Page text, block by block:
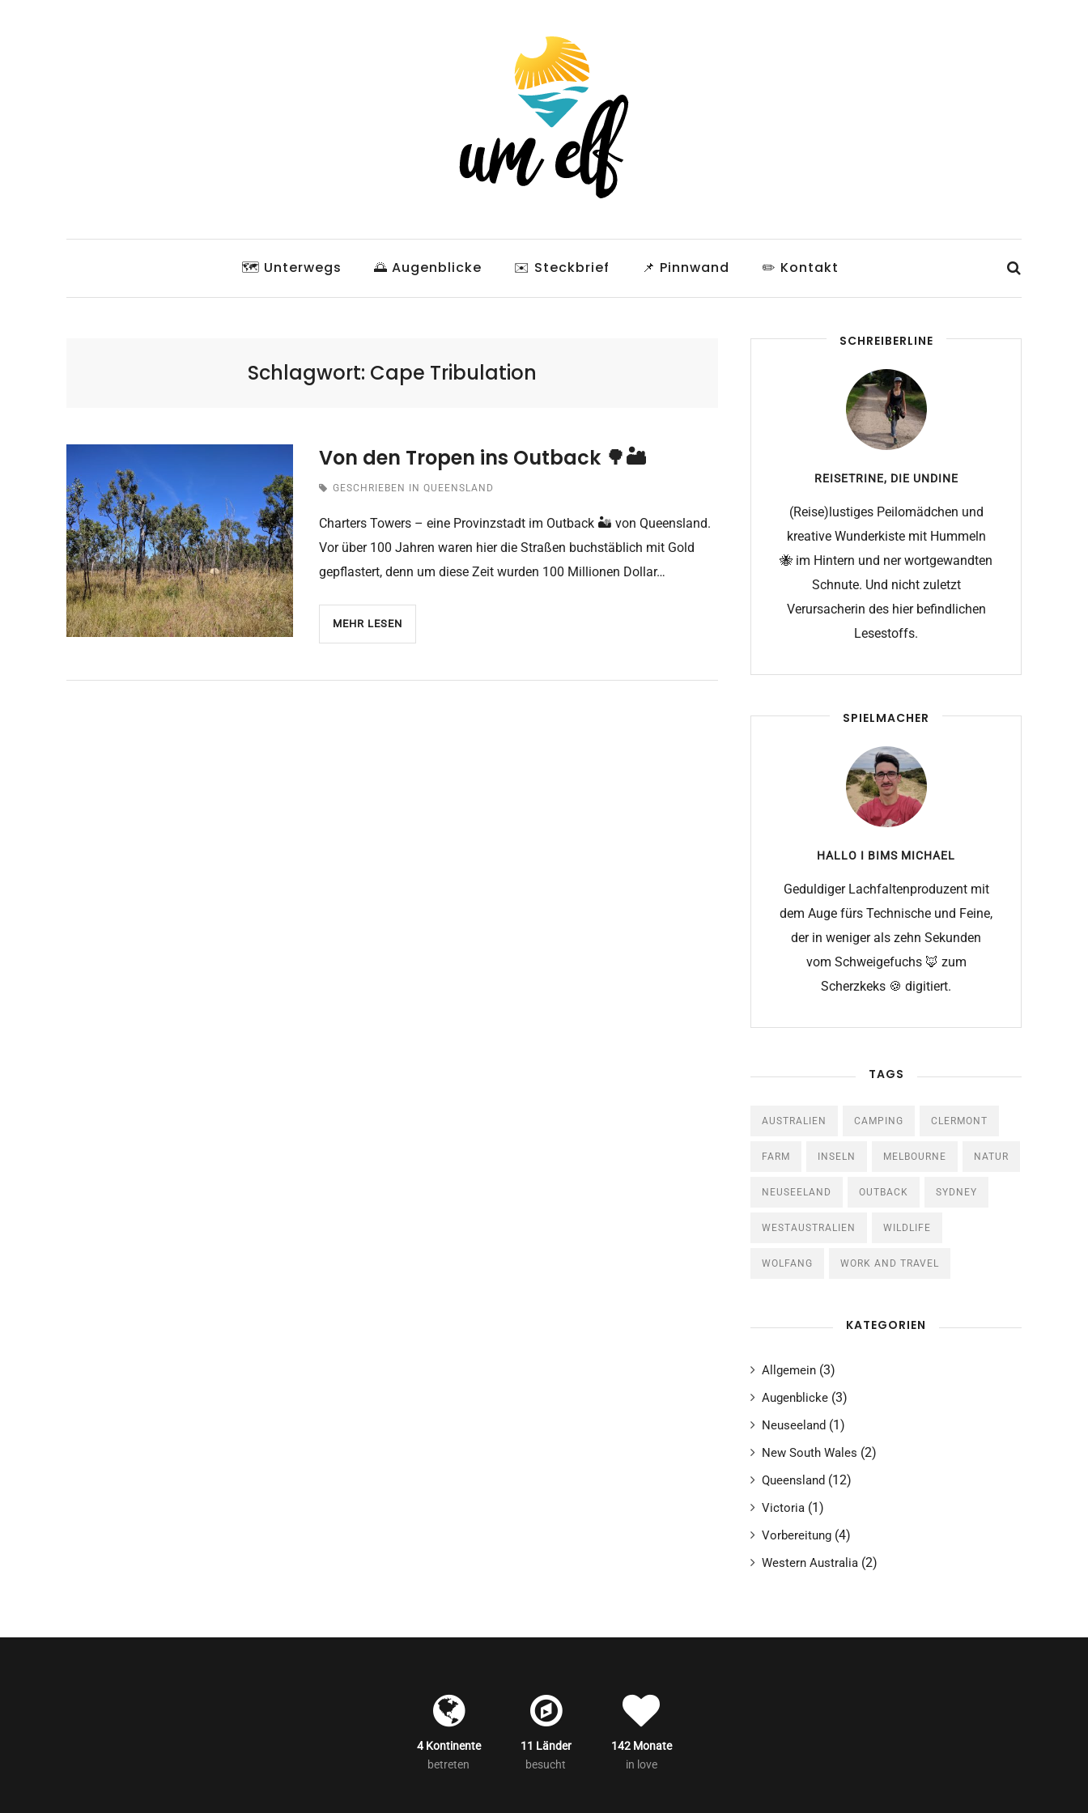
🗺️ Unterwegs 🌅 Augenblicke ✉️ Steckbrief 📌 Pinnwand ✏️ Kontakt
Schlagwort: Cape Tribulation
Von den Tropen ins Outback 🌳🏜
GESCHRIEBEN IN QUEENSLAND
Charters Towers – eine Provinzstadt im Outback 🏜 von Queensland.
Vor über 100 Jahren waren hier die Straßen buchstäblich mit Gold
gepflastert, denn um diese Zeit wurden 100 Millionen Dollar…
MEHR LESEN
SCHREIBERLINE
REISETRINE, DIE UNDINE
(Reise)lustiges Peilomädchen und
kreative Wunderkiste mit Hummeln
🐝 im Hintern und ner wortgewandten
Schnute. Und nicht zuletzt
Verursacherin des hier befindlichen
Lesestoffs.
SPIELMACHER
HALLO I BIMS MICHAEL
Geduldiger Lachfaltenproduzent mit
dem Auge fürs Technische und Feine,
der in weniger als zehn Sekunden
vom Schweigefuchs 🦊 zum
Scherzkeks 🍪 digitiert.
TAGS
AUSTRALIEN CAMPING CLERMONT
FARM INSELN MELBOURNE NATUR
NEUSEELAND OUTBACK SYDNEY
WESTAUSTRALIEN WILDLIFE
WOLFANG WORK AND TRAVEL
KATEGORIEN
Allgemein (3)
Augenblicke (3)
Neuseeland (1)
New South Wales (2)
Queensland (12)
Victoria (1)
Vorbereitung (4)
Western Australia (2)
4 Kontinente
betreten
11 Länder
besucht
142 Monate
in love